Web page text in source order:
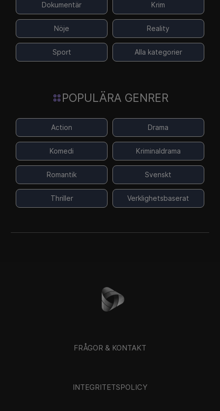
Dokumentär Krim
Nöje Reality
Sport Alla kategorier
POPULÄRA GENRER
Action Drama
Komedi Kriminaldrama
Romantik Svenskt
Thriller Verklighetsbaserat
FRÅGOR & KONTAKT
INTEGRITETSPOLICY